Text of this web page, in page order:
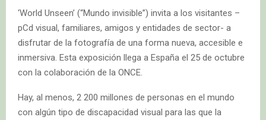
‘World Unseen’ (“Mundo invisible”) invita a los visitantes –
pCd visual, familiares, amigos y entidades de sector- a
disfrutar de la fotografía de una forma nueva, accesible e
inmersiva. Esta exposición llega a España el 25 de octubre
con la colaboración de la ONCE.
Hay, al menos, 2 200 millones de personas en el mundo
con algún tipo de discapacidad visual para las que la